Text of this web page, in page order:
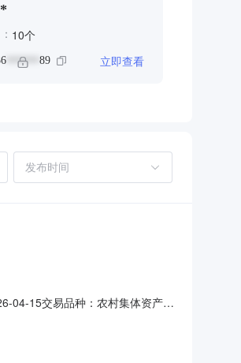
10个
****** 89 立即查看
04-15交易品种：农村集体资产使
潮声路附属设施